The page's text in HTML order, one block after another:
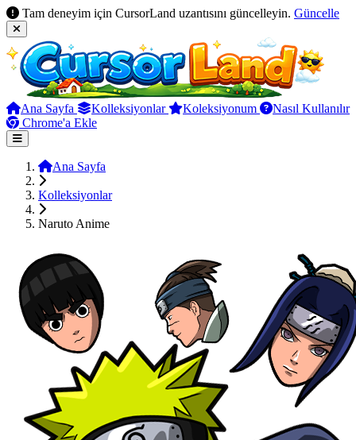
Tam deneyim için CursorLand uzantısını güncelleyin. Güncelle
Ana Sayfa Kolleksiyonlar Koleksiyonum
Nasıl Kullanılır
Chrome'a Ekle
Ana Sayfa
Kolleksiyonlar
Naruto Anime